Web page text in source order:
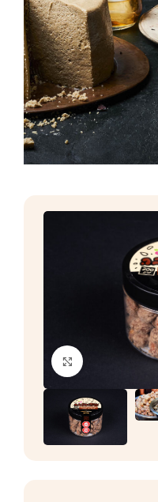
Click to enlarge